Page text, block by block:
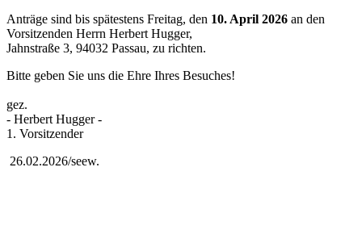
Anträge sind bis spätestens Freitag, den 10. April 2026 an den
Vorsitzenden Herrn Herbert Hugger,
Jahnstraße 3, 94032 Passau, zu richten.
Bitte geben Sie uns die Ehre Ihres Besuches!
gez.
- Herbert Hugger -
1. Vorsitzender
26.02.2026/seew.